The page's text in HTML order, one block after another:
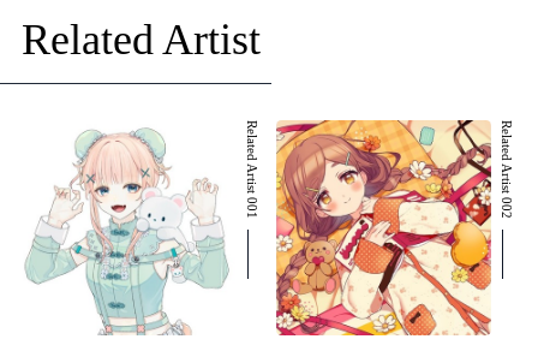
Related Artist
Related Artist 001 Related Artist 002